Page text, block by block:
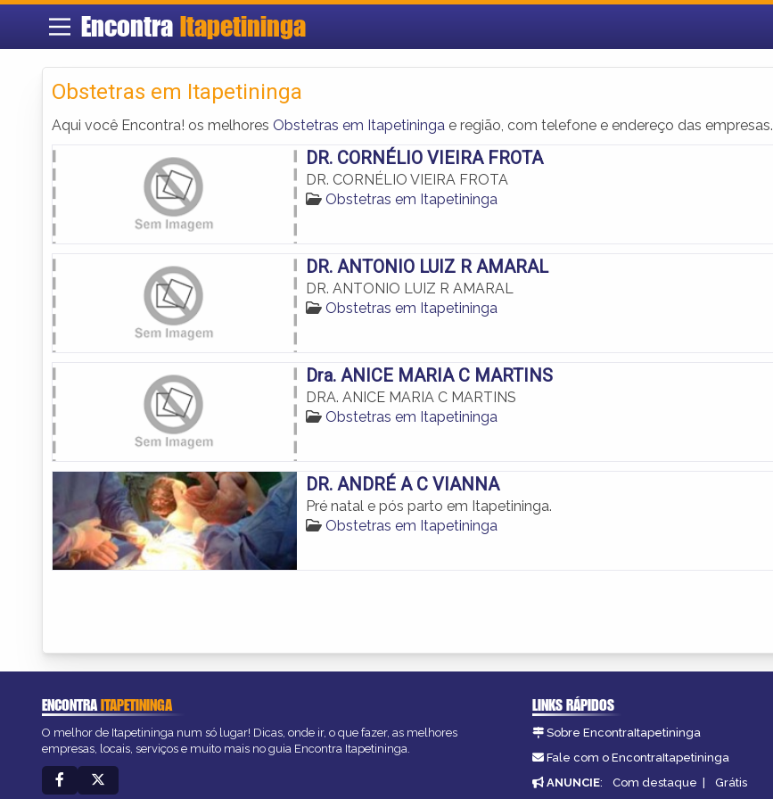
Encontra Itapetininga
Obstetras em Itapetininga
Aqui você Encontra! os melhores Obstetras em Itapetininga e região, com telefone e endereço das empresas.
DR. CORNÉLIO VIEIRA FROTA
DR. CORNÉLIO VIEIRA FROTA
Obstetras em Itapetininga
DR. ANTONIO LUIZ R AMARAL
DR. ANTONIO LUIZ R AMARAL
Obstetras em Itapetininga
Dra. ANICE MARIA C MARTINS
DRA. ANICE MARIA C MARTINS
Obstetras em Itapetininga
DR. ANDRÉ A C VIANNA
Pré natal e pós parto em Itapetininga.
Obstetras em Itapetininga
ENCONTRAITAPETININGA
O melhor de Itapetininga num só lugar! Dicas, onde ir, o que fazer, as melhores
empresas, locais, serviços e muito mais no guia Encontra Itapetininga.
LINKS RÁPIDOS
Sobre EncontraItapetininga
Fale com o EncontraItapetininga
ANUNCIE: Com destaque | Grátis